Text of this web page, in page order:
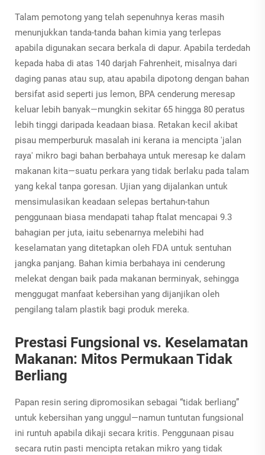
Talam pemotong yang telah sepenuhnya keras masih
menunjukkan tanda-tanda bahan kimia yang terlepas
apabila digunakan secara berkala di dapur. Apabila terdedah
kepada haba di atas 140 darjah Fahrenheit, misalnya dari
daging panas atau sup, atau apabila dipotong dengan bahan
bersifat asid seperti jus lemon, BPA cenderung meresap
keluar lebih banyak—mungkin sekitar 65 hingga 80 peratus
lebih tinggi daripada keadaan biasa. Retakan kecil akibat
pisau memperburuk masalah ini kerana ia mencipta 'jalan
raya' mikro bagi bahan berbahaya untuk meresap ke dalam
makanan kita—suatu perkara yang tidak berlaku pada talam
yang kekal tanpa goresan. Ujian yang dijalankan untuk
mensimulasikan keadaan selepas bertahun-tahun
penggunaan biasa mendapati tahap ftalat mencapai 9.3
bahagian per juta, iaitu sebenarnya melebihi had
keselamatan yang ditetapkan oleh FDA untuk sentuhan
jangka panjang. Bahan kimia berbahaya ini cenderung
melekat dengan baik pada makanan berminyak, sehingga
menggugat manfaat kebersihan yang dijanjikan oleh
pengilang talam plastik bagi produk mereka.
Prestasi Fungsional vs. Keselamatan
Makanan: Mitos Permukaan Tidak
Berliang
Papan resin sering dipromosikan sebagai “tidak berliang”
untuk kebersihan yang unggul—namun tuntutan fungsional
ini runtuh apabila dikaji secara kritis. Penggunaan pisau
secara rutin pasti mencipta retakan mikro yang tidak